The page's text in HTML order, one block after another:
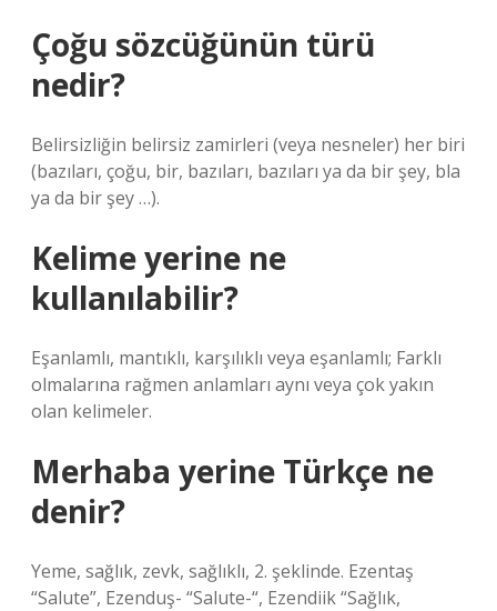
Çoğu sözcüğünün türü
nedir?
Belirsizliğin belirsiz zamirleri (veya nesneler) her biri
(bazıları, çoğu, bir, bazıları, bazıları ya da bir şey, bla
ya da bir şey …).
Kelime yerine ne
kullanılabilir?
Eşanlamlı, mantıklı, karşılıklı veya eşanlamlı; Farklı
olmalarına rağmen anlamları aynı veya çok yakın
olan kelimeler.
Merhaba yerine Türkçe ne
denir?
Yeme, sağlık, zevk, sağlıklı, 2. şeklinde. Ezentaş
“Salute”, Ezenduş- “Salute-“, Ezendiik “Sağlık,